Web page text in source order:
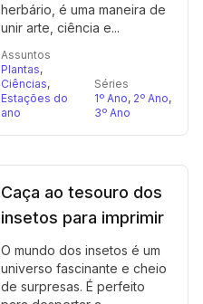
herbário, é uma maneira de
unir arte, ciência e...
Assuntos
Plantas,
Ciências,
Estações do
ano
Séries
1º Ano, 2º Ano,
3º Ano
Caça ao tesouro dos
insetos para imprimir
O mundo dos insetos é um
universo fascinante e cheio
de surpresas. É perfeito